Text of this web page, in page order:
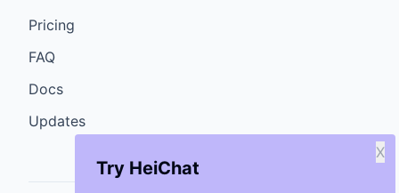
Try HeiChat
X
Pricing
FAQ
Docs
Updates